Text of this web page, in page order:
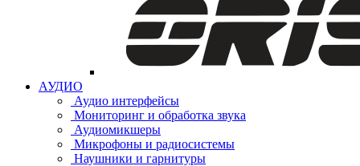
АУДИО
Аудио интерфейсы
Мониторинг и обработка звука
Аудиомикшеры
Микрофоны и радиосистемы
Наушники и гарнитуры